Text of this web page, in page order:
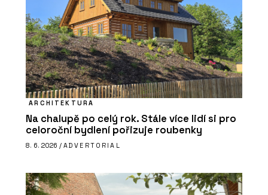
ARCHITEKTURA
Na chalupě po celý rok. Stále více lidí si pro
celoroční bydlení pořizuje roubenky
8. 6. 2026 / ADVERTORIAL